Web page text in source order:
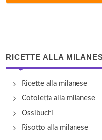
corso Giuseppe
Bagutta
via Bagutta 14,
Baretto
via Senato 7, Milano
RICETTE ALLA
Ricette alla milanese
Cotoletta alla milanese
Ossibuchi
Risotto alla milanese